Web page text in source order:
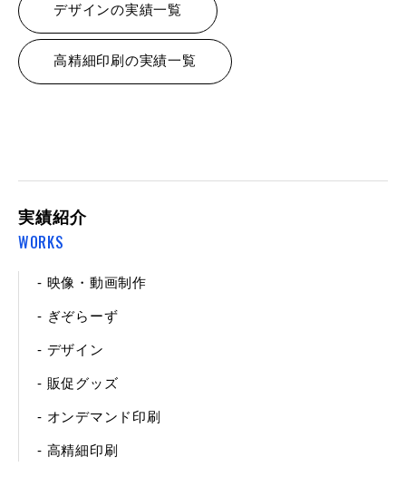
デザインの実績一覧
高精細印刷の実績一覧
実績紹介
WORKS
- 映像・動画制作
- ぎぞらーず
- デザイン
- 販促グッズ
- オンデマンド印刷
- 高精細印刷